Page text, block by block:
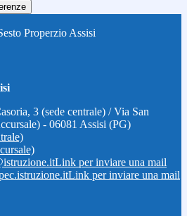
Properzio Assisi
3 (sede centrale) / Via San
- 06081 Assisi (PG)
Link per inviare una mail
Link per inviare una mail